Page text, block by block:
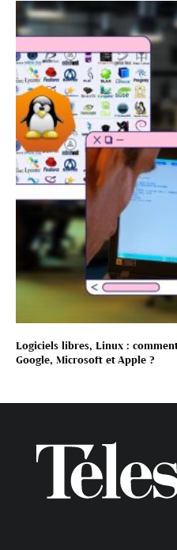
Logiciels libres, Linux :
Google, Microsoft et Apple ?